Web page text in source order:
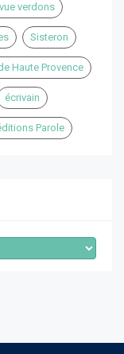
verdons
Sisteron
Haute Provence
écrivain
Parole